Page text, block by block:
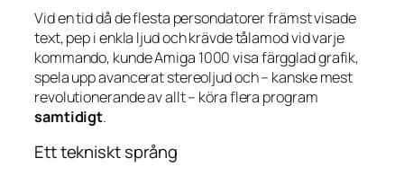
Vid en tid då de flesta persondatorer främst visade
text, pep i enkla ljud och krävde tålamod vid varje
kommando, kunde Amiga 1000 visa färgglad grafik,
spela upp avancerat stereoljud och – kanske mest
revolutionerande av allt – köra flera program
samtidigt.
Ett tekniskt språng